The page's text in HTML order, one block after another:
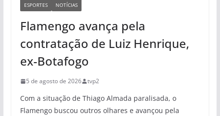
ESPORTES NOTÍCIAS
Flamengo avança pela
contratação de Luiz Henrique,
ex-Botafogo
5 de agosto de 2026 tvp2
Com a situação de Thiago Almada paralisada, o
Flamengo buscou outros olhares e avançou pela